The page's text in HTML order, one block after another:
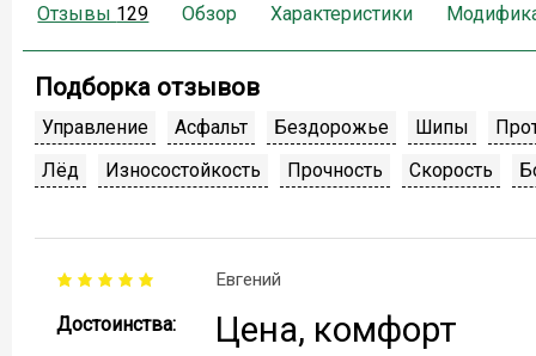
Отзывы 129 Обзор Характеристики
Подборка отзывов
Управление Асфальт Бездорожье Шипы
Лёд
Износостойкость Прочность Скорость
Евгений
Достоинства: Цена, комфорт